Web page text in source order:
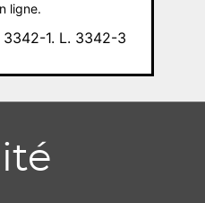
ligne.
3342-1. L. 3342-3